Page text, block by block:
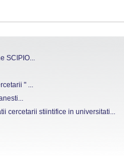
SCIPIO...
" ...
cercetarii stiintifice in universitati...